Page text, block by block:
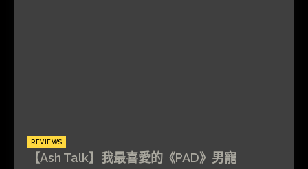
REVIEWS
【Ash Talk】我最喜愛的《PAD》男寵